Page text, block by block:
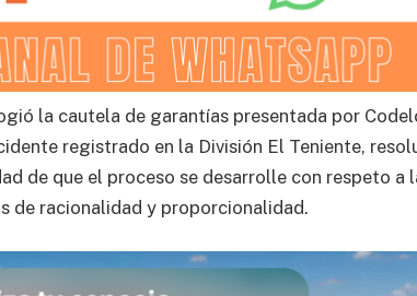
la cautela de garantías presentada por
registrado en la División El Teniente,
de que el proceso se desarrolle con respeto a
de racionalidad y proporcionalidad.